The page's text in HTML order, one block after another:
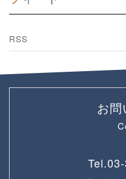
RSS
お問
Tel.